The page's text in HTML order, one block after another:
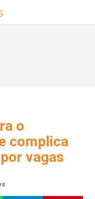
o
complica
vagas